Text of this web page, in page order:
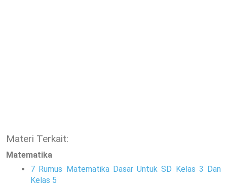
Materi Terkait:
Matematika
7 Rumus Matematika Dasar Untuk SD Kelas 3 Dan
Kelas 5